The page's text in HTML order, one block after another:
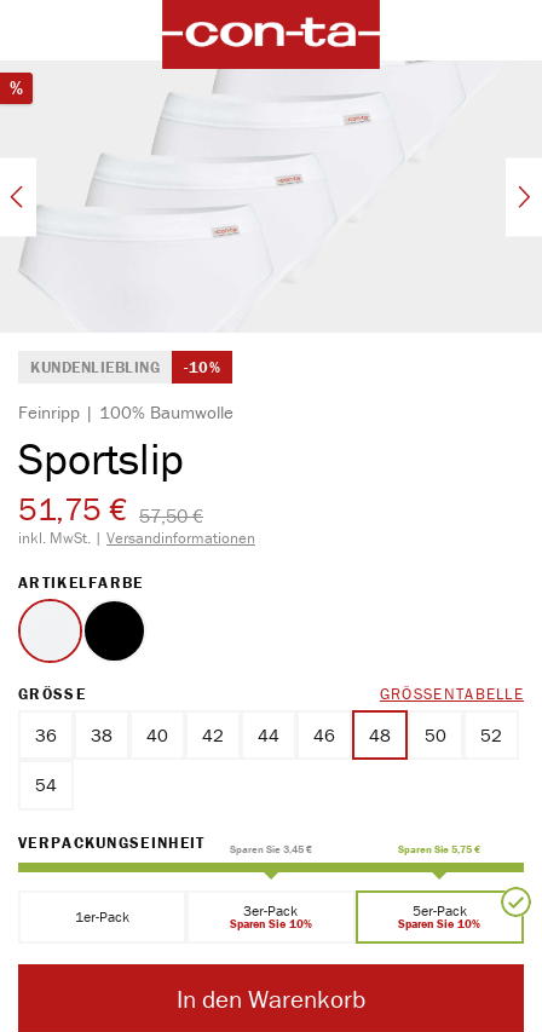
Bildergalerie überspringen
%Rabatt
KUNDENLIEBLING -10%
Feinripp | 100% Baumwolle
Sportslip
51,75 € 57,50 €​
inkl. MwSt. | Versandinformationen
ARTIKELFARBE
weiss schwarz
GRÖSSE AUSWÄHLEN GRÖSSENTABELLE
36 38 40 42 44 46 48 50 52
54
VERPACKUNGSEINHEITAUSWÄHLEN
Sparen Sie 3,45 € Sparen Sie 5,75 €
1er-Pack 3er-Pack
Sparen Sie 10%
5er-Pack
Sparen Sie 10%
In den Warenkorb